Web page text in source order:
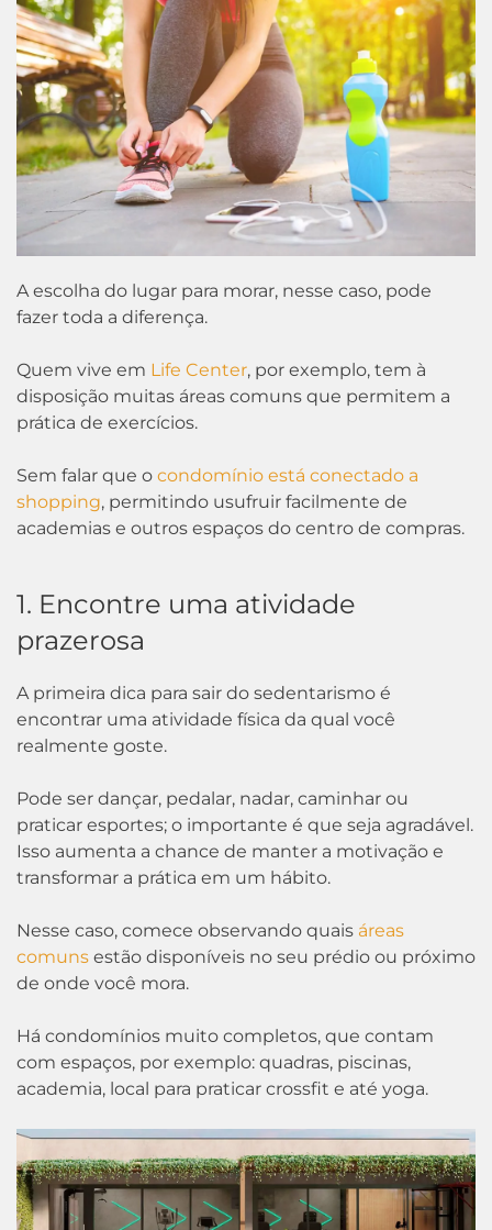
A escolha do lugar para morar, nesse caso, pode
fazer toda a diferença.
Quem vive em Life Center, por exemplo, tem à
disposição muitas áreas comuns que permitem a
prática de exercícios.
Sem falar que o condomínio está conectado a
shopping, permitindo usufruir facilmente de
academias e outros espaços do centro de compras.
1. Encontre uma atividade
prazerosa
A primeira dica para sair do sedentarismo é
encontrar uma atividade física da qual você
realmente goste.
Pode ser dançar, pedalar, nadar, caminhar ou
praticar esportes; o importante é que seja agradável.
Isso aumenta a chance de manter a motivação e
transformar a prática em um hábito.
Nesse caso, comece observando quais áreas
comuns estão disponíveis no seu prédio ou próximo
de onde você mora.
Há condomínios muito completos, que contam
com espaços, por exemplo: quadras, piscinas,
academia, local para praticar crossfit e até yoga.